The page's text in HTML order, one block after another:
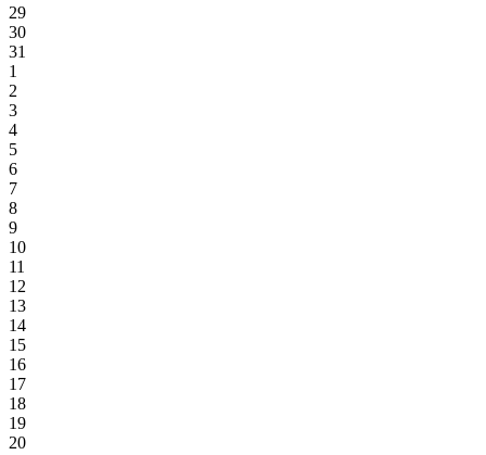
29
30
31
1
2
3
4
5
6
7
8
9
10
11
12
13
14
15
16
17
18
19
20